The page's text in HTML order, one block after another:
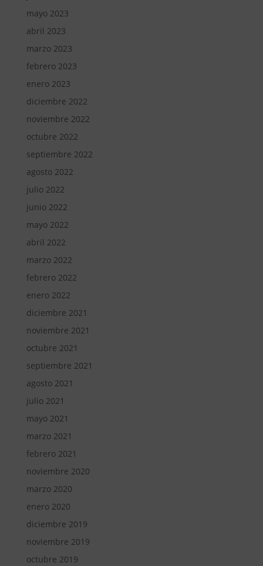
mayo 2023
abril 2023
marzo 2023
febrero 2023
enero 2023
diciembre 2022
noviembre 2022
octubre 2022
septiembre 2022
agosto 2022
julio 2022
junio 2022
mayo 2022
abril 2022
marzo 2022
febrero 2022
enero 2022
diciembre 2021
noviembre 2021
octubre 2021
septiembre 2021
agosto 2021
julio 2021
mayo 2021
marzo 2021
febrero 2021
noviembre 2020
marzo 2020
enero 2020
diciembre 2019
noviembre 2019
octubre 2019